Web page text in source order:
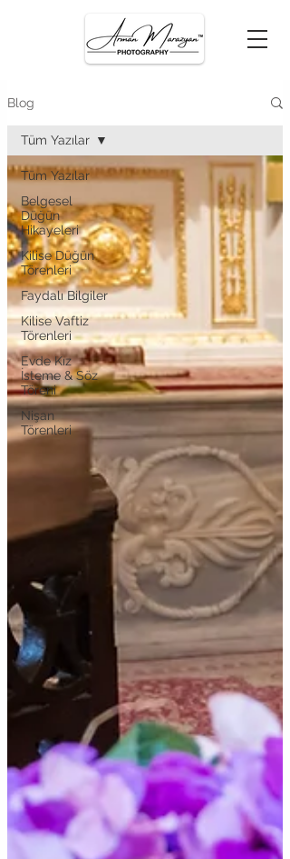
Blog
Tüm Yazılar
Belgesel
Düğün
Hikayeleri
Kilise Düğün
Törenleri
Faydalı Bilgiler
Kilise Vaftiz
Törenleri
Evde Kız
İsteme & Söz
Töreni
Nişan
Törenleri
Tüm Yazılar